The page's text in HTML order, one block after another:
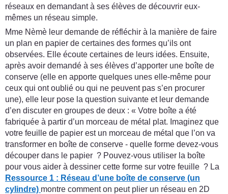
réseaux en demandant à ses élèves de découvrir eux-
mêmes un réseau simple.
Mme Nèmè leur demande de réfléchir à la manière de faire
un plan en papier de certaines des formes qu’ils ont
observées. Elle écoute certaines de leurs idées. Ensuite,
après avoir demandé à ses élèves d’apporter une boîte de
conserve (elle en apporte quelques unes elle-même pour
ceux qui ont oublié ou qui ne peuvent pas s’en procurer
une), elle leur pose la question suivante et leur demande
d’en discuter en groupes de deux : « Votre boîte a été
fabriquée à partir d’un morceau de métal plat. Imaginez que
votre feuille de papier est un morceau de métal que l’on va
transformer en boîte de conserve - quelle forme devez-vous
découper dans le papier ? Pouvez-vous utiliser la boîte
pour vous aider à dessiner cette forme sur votre feuille ? La
Ressource 1 : Réseau d’une boîte de conserve (un
cylindre) montre comment on peut plier un réseau en 2D